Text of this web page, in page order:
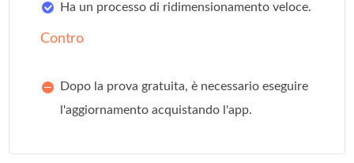
Ha un processo di ridimensionamento veloce.
Contro
Dopo la prova gratuita, è necessario eseguire
l'aggiornamento acquistando l'app.